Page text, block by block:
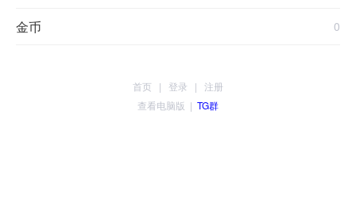
金币 0
首页 | 登录 | 注册
查看电脑版 | TG群